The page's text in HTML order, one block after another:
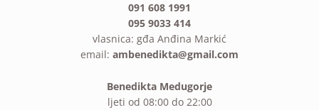
091 608 1991
095 9033 414
vlasnica: gđa Anđina Markić
email: ambenedikta@gmail.com
Benedikta Medugorje
ljeti od 08:00 do 22:00